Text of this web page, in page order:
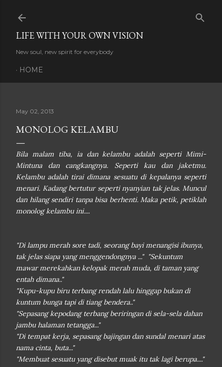
LIFE WITH YOUR OWN VISION
New soul, new spirit for everybody
HOME
May 02, 2013
MONOLOG KELAMBU
Bila malam tiba, ia dan kelambu adalah seperti Mimi-
Mintuna dan cangkangnya. Seperti kau dan jaketmu.
Kelambu adalah tirai dimana sesuatu di kepalanya seperti
menari. Kadang bertutur seperti nyanyian tak jelas. Muncul
dan hilang sendiri tanpa bisa berhenti. Maka petik, petiklah
monolog kelambu ini....
"Di lampu merah sore tadi, seorang bayi menangisi ibunya,
tak jelas siapa yang menggendongnya ..." "Sekuntum
mawar merekahkan kelopak merah muda, di taman yang
entah dimana.."
"Kupu-kupu biru terbang rendah lalu hinggap bukan di
kuntum bunga tapi di tiang bendera.."
"Sepasang kepodang terbang beriringan di sela-sela dahan
jambu halaman tetangga..."
"Di tempat kerja, sepasang bajingan dan sundal menari atas
nama cinta, buta..."
"Membuat sesuatu yang disebut muak itu tak lagi berupa...."